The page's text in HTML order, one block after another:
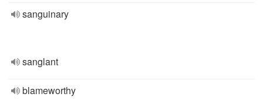
sanguinary
sanglant
blameworthy